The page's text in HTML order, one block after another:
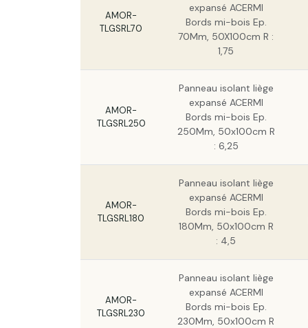
AMOR-
TLGSRL70
expansé ACERMI
Bords mi-bois Ep.
70Mm, 50X100cm R :
1,75
AMOR-
TLGSRL250
Panneau isolant liège
expansé ACERMI
Bords mi-bois Ep.
250Mm, 50x100cm R
: 6,25
AMOR-
TLGSRL180
Panneau isolant liège
expansé ACERMI
Bords mi-bois Ep.
180Mm, 50x100cm R
: 4,5
AMOR-
TLGSRL230
Panneau isolant liège
expansé ACERMI
Bords mi-bois Ep.
230Mm, 50x100cm R